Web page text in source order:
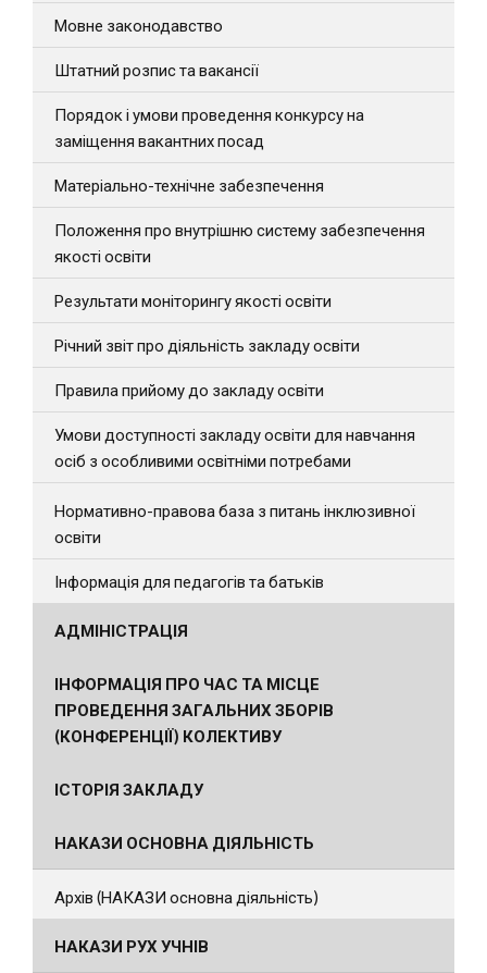
Мовне законодавство
Штатний розпис та вакансії
Порядок і умови проведення конкурсу на
заміщення вакантних посад
Матеріально-технічне забезпечення
Положення про внутрішню систему забезпечення
якості освіти
Результати моніторингу якості освіти
Річний звіт про діяльність закладу освіти
Правила прийому до закладу освіти
Умови доступності закладу освіти для навчання
осіб з особливими освітніми потребами
Нормативно-правова база з питань інклюзивної
освіти
Інформація для педагогів та батьків
АДМІНІСТРАЦІЯ
ІНФОРМАЦІЯ ПРО ЧАС ТА МІСЦЕ
ПРОВЕДЕННЯ ЗАГАЛЬНИХ ЗБОРІВ
(КОНФЕРЕНЦІЇ) КОЛЕКТИВУ
ІСТОРІЯ ЗАКЛАДУ
НАКАЗИ ОСНОВНА ДІЯЛЬНІСТЬ
Архів (НАКАЗИ основна діяльність)
НАКАЗИ РУХ УЧНІВ